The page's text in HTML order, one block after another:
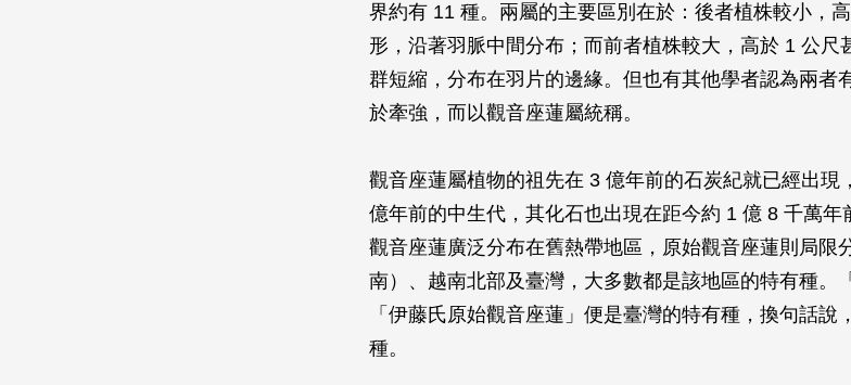
界約有 11 種。兩屬的主要區別在於：後者植株較小，
形，沿著羽脈中間分布；而前者植株較大，高於 1 公尺
群短縮，分布在羽片的邊緣。但也有其他學者認為兩者
於牽強，而以觀音座蓮屬統稱。
觀音座蓮屬植物的祖先在 3 億年前的石炭紀就已經出現
億年前的中生代，其化石也出現在距今約 1 億 8 千萬年
觀音座蓮廣泛分布在舊熱帶地區，原始觀音座蓮則局限
南）、越南北部及臺灣，大多數都是該地區的特有種。
「伊藤氏原始觀音座蓮」便是臺灣的特有種，換句話說
種。